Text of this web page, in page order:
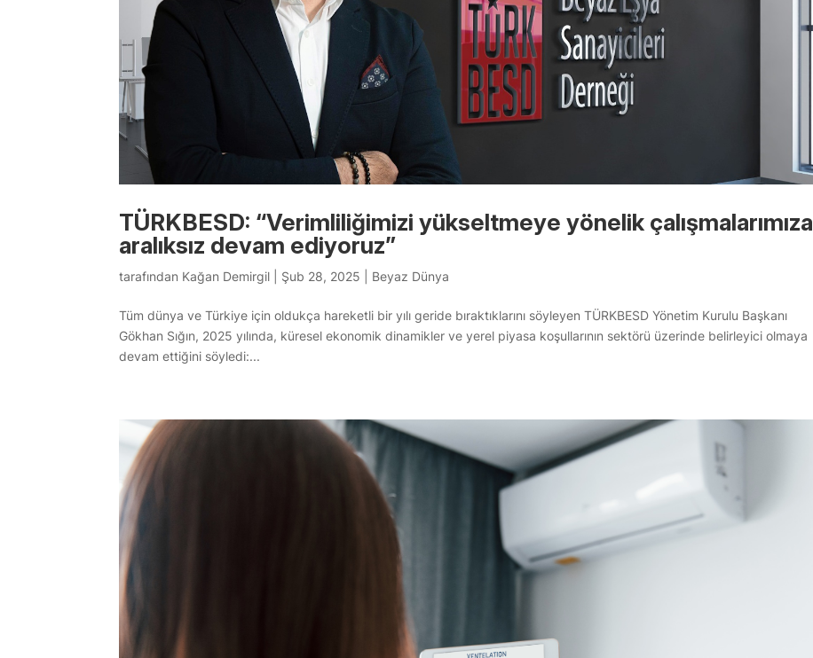
TÜRKBESD: “Verimliliğimizi yükseltmeye yönelik çalışmalarımıza
aralıksız devam ediyoruz”
tarafından Kağan Demirgil Şub 28, 2025 Beyaz Dünya
Tüm dünya ve Türkiye için oldukça hareketli bir yılı geride bıraktıklarını söyleyen TÜRKBESD Yönetim Kurulu Başkanı
Gökhan Sığın, 2025 yılında, küresel ekonomik dinamikler ve yerel piyasa koşullarının sektörü üzerinde belirleyici olmaya
devam ettiğini söyledi:...